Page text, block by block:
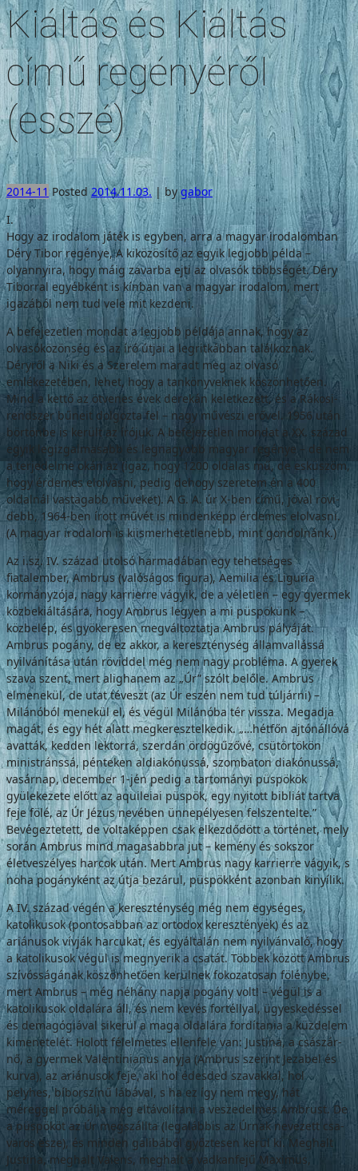
Kiáltás és Kiáltás
című regényéről
(esszé)
2014-11 Posted2014.11.03. | bygabor
I.
Hogy az irodalom játék is egyben, arra a magyar irodalomban
Déry Tibor regénye, A kiközösítő az egyik legjobb példa –
olyannyi­ra, hogy máig zavarba ejti az olvasók többsé­gét. Déry
Tiborral egyébként is kínban van a magyar irodalom, mert
igazából nem tud vele mit kezdeni.
A befejezetlen mondat a legjobb példája annak, hogy az
olvasóközönség és az író útjai a legritkábban találkoznak.
Déryről a Niki és a Szerelem maradt meg az olvasó
emlékezetében, lehet, hogy a tankönyveknek köszönhetően.
Mind a kettő az ötvenes évek derekán keletkezett, és a Rákosi-
rendszer bű­neit dolgozta fel – nagy művészi erővel. 1956 után
börtönbe is került az írójuk. A befejezet­len mondat a XX. század
egyik legizgalmasabb és legnagyobb magyar regénye – de nem
a ter­jedelme okán az (igaz, hogy 1200 oldalas mű, de esküszöm,
hogy érdemes elolvasni, pedig dehogy szeretem én a 400
oldalnál vastagabb műveket). A G. A. úr X-ben című, jóval rövi­
debb, 1964-ben írott művét is mindenképp érdemes elolvasni.
(A magyar irodalom is ki­ismerhetetlenebb, mint gondolnánk.)
Az i.sz. IV. század utolsó harmadában egy tehetséges
fiatalember, Ambrus (valóságos fi­gura), Aemilia és Liguria
kormányzója, nagy karrierre vágyik, de a véletlen – egy gyermek
közbekiáltására, hogy Ambrus legyen a mi püspökünk –
közbelép, és gyökeresen meg­változtatja Ambrus pályáját.
Ambrus pogány, de ez akkor, a kereszténység államvallássá
nyilvánítása után röviddel még nem nagy probléma. A gyerek
szava szent, mert aligha­nem az „Úr” szólt belőle. Ambrus
elmenekül, de utat téveszt (az Úr eszén nem tud túljárni) –
Milánóból menekül el, és végül Milánóba tér vissza. Megadja
magát, és egy hét alatt megkeresztelkedik. „…hétfőn ajtónállóvá
avatták, kedden lektorrá, szerdán ördög­űzővé, csütörtökön
ministránssá, pénteken aldiakónussá, szombaton diakónussá,
vasár­nap, december 1-jén pedig a tartományi püs­pökök
gyülekezete előtt az aquileiai püspök, egy nyitott bibliát tartva
feje fölé, az Úr Jézus nevében ünnepélyesen felszentelte.”
Bevégez­tetett, de voltaképpen csak elkezdődött a tör­ténet, mely
során Ambrus mind magasabbra jut – kemény és sokszor
életveszélyes harcok után. Mert Ambrus nagy karrierre vágyik, s
noha pogányként az útja bezárul, püspök­ként azonban kinyílik.
A IV. század végén a kereszténység még nem egységes,
katolikusok (pontosabban az ortodox keresztények) és az
ariánusok vív­ják harcukat, és egyáltalán nem nyilvánva­ló, hogy
a katolikusok végül is megnyerik a csatát. Többek között Ambrus
szívósságának köszönhetően kerülnek fokozatosan fölény­be,
mert Ambrus – még néhány napja po­gány volt! – végül is a
katolikusok oldalára áll, és nem kevés fortéllyal, ügyeskedéssel
és demagógiával sikerül a maga oldalára fordítania a küzdelem
kimenetelét. Holott félelmetes ellenfele van: Justina, a császár­
nő, a gyermek Valentinianus anyja (Amb­rus szerint Jezabel és
kurva), az ariánusok feje, aki hol édesded szavakkal, hol
pelyhes, bíborszínű lábával, s ha ez így nem megy, hát
méreggel próbálja meg eltávolítani a ve­szedelmes Ambrust. De
a püspököt az Úr megszállta (legalábbis az Úrnak nevezett csa­
varos esze), és minden galibából győztesen kerül ki. Meghalt
Justina, meghalt Valens, meghalt a vadkanfejű Maximus,